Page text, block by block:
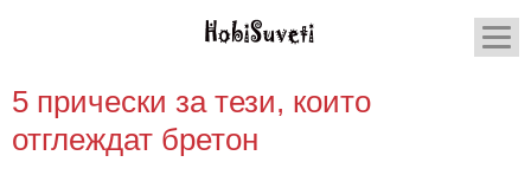
5 прически за тези, които
отглеждат бретон